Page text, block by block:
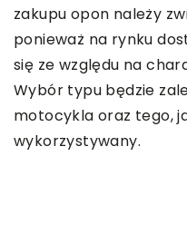
zakupu opon należy
ponieważ na rynku
się ze względu na
Wybór typu będzie
motocykla oraz tego,
wykorzystywany.